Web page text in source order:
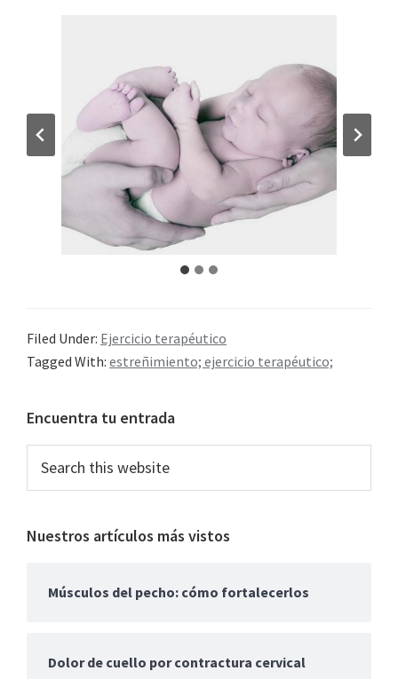
Filed Under: Ejercicio terapéutico
Tagged With: estreñimiento; ejercicio terapéutico;
Primary
Sidebar
Encuentra tu entrada
this
website
Nuestros artículos más vistos
Músculos del pecho: cómo fortalecerlos
Dolor de cuello por contractura cervical